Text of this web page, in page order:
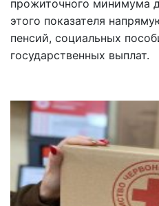
прожиточного минимума
этого показателя
пенсий, социальных
государственных выплат.